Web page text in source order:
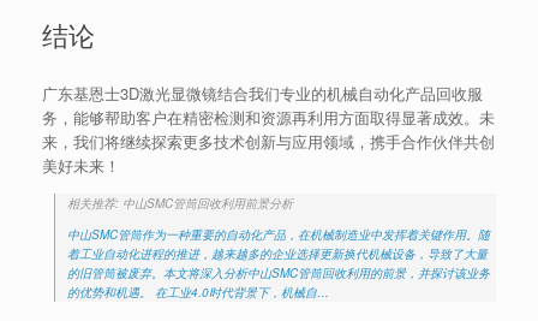
结论
广东基恩士3D激光显微镜结合我们专业的机械自动化产品回收服
务，能够帮助客户在精密检测和资源再利用方面取得显著成效。未
来，我们将继续探索更多技术创新与应用领域，携手合作伙伴共创
美好未来！
相关推荐: 中山SMC管筒回收利用前景分析
中山SMC管筒作为一种重要的自动化产品，在机械制造业中发挥着关键作用。随
着工业自动化进程的推进，越来越多的企业选择更新换代机械设备，导致了大量
的旧管筒被废弃。本文将深入分析中山SMC管筒回收利用的前景，并探讨该业务
的优势和机遇。 在工业4.0时代背景下，机械自…